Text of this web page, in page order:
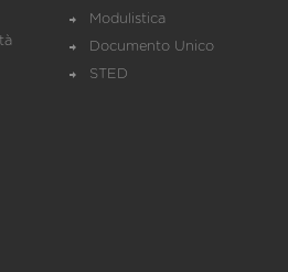
Modulistica
Documento Unico
STED